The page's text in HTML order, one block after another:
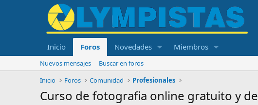
Inicio Foros Novedades Miembros
Nuevos mensajes
Buscar en foros
Inicio
Foros Comunidad Profesionales
Curso de fotografia online gratuito y